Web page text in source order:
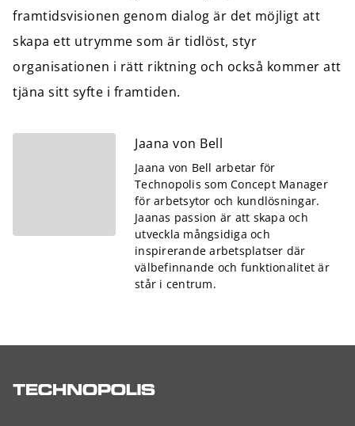
framtidsvisionen genom dialog är det möjligt att
skapa ett utrymme som är tidlöst, styr
organisationen i rätt riktning och också kommer att
tjäna sitt syfte i framtiden.
Jaana von Bell
Jaana von Bell arbetar för
Technopolis som Concept Manager
för arbetsytor och kundlösningar.
Jaanas passion är att skapa och
utveckla mångsidiga och
inspirerande arbetsplatser där
välbefinnande och funktionalitet är
står i centrum.